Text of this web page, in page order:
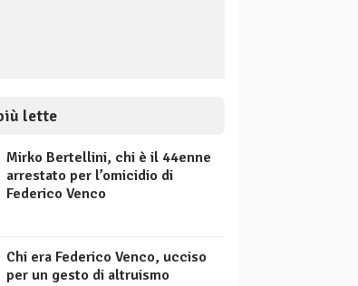
lette
Mirko Bertellini, chi è il 44enne
arrestato per l’omicidio di
Federico Venco
Chi era Federico Venco, ucciso
per un gesto di altruismo